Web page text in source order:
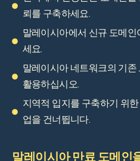
뢰를 구축하세요.
말레이시아에서 신규 도메
세요.
말레이시아 네트워크의 기
활용하십시오.
지역적 입지를 구축하기 위
업을 건너뜁니다.
말레이시아 만료 도메인